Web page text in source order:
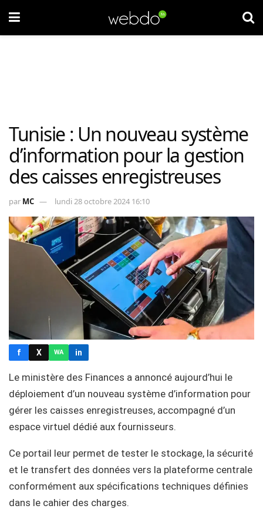
Tunisie : Un nouveau système
d’information pour la gestion
des caisses enregistreuses
par MC lundi 28 octobre 2024 16:10
f X WA in
Le ministère des Finances a annoncé aujourd’hui le
déploiement d’un nouveau système d’information pour
gérer les caisses enregistreuses, accompagné d’un
espace virtuel dédié aux fournisseurs.
Ce portail leur permet de tester le stockage, la sécurité
et le transfert des données vers la plateforme centrale
conformément aux spécifications techniques définies
dans le cahier des charges.